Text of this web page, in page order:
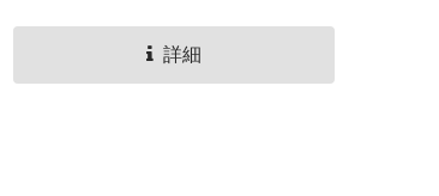
レイの裏側に色を印刷します。ユー
ザーはボタンを押すときにインクに
詳細